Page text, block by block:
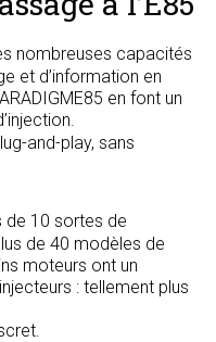
nombreuses capacités
et d’information en
en font un
and-play, sans
de 10 sortes de
de 40 modèles de
moteurs ont un
: tellement plus